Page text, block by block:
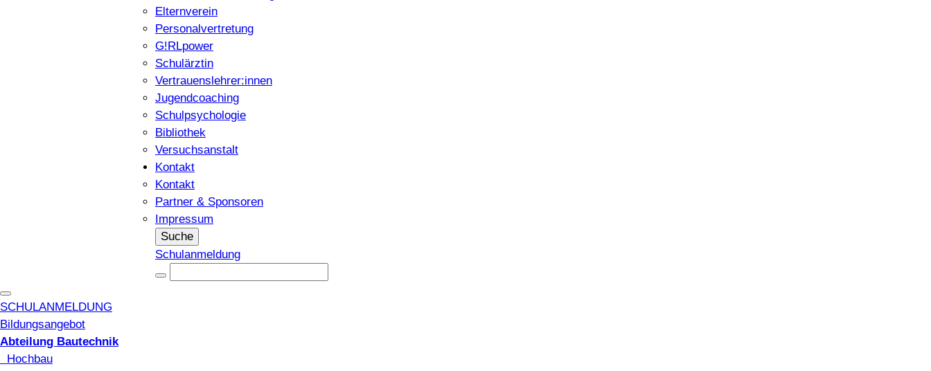
Elternverein
Personalvertretung
G!RLpower
Schulärztin
Vertrauenslehrer:innen
Jugendcoaching
Schulpsychologie
Bibliothek
Versuchsanstalt
Kontakt
Kontakt
Partner & Sponsoren
Impressum
Suche
Schulanmeldung
SCHULANMELDUNG
Bildungsangebot
Abteilung Bautechnik
Hochbau